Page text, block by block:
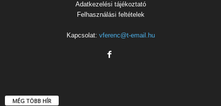
Adatkezelési tájékoztató
Felhasználási feltételek
Kapcsolat: vferenc@t-email.hu
MÉG TÖBB HÍR